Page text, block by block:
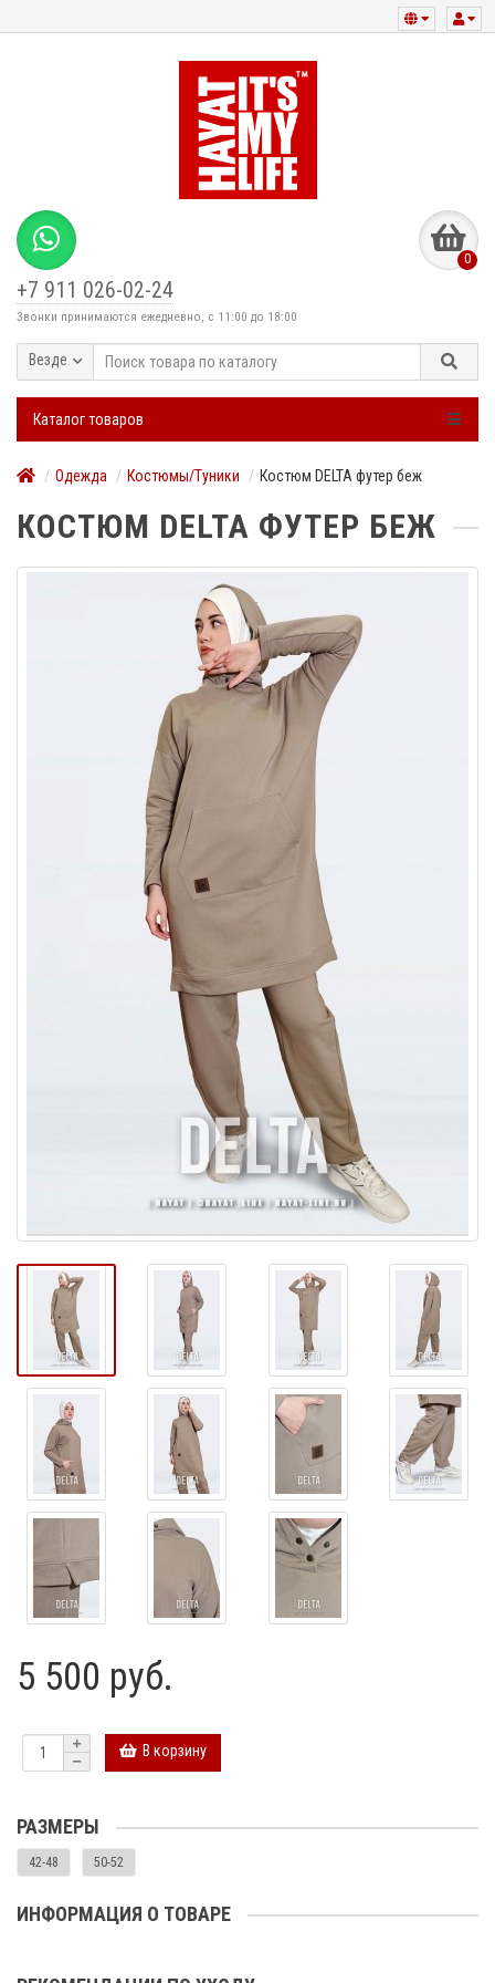
+7 911 026-02-24
Звонки принимаются ежедневно, с 11:00 до 18:00
0
Везде
Каталог товаров
Одежда Костюмы/Туники Костюм DELTA футер беж
КОСТЮМ DELTA ФУТЕР БЕЖ
5 500 руб.
В корзину
РАЗМЕРЫ
42-48 50-52
ИНФОРМАЦИЯ О ТОВАРЕ